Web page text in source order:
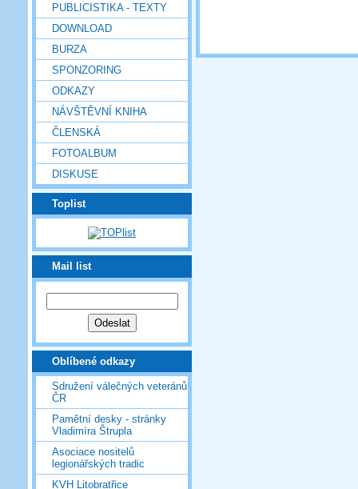
PUBLICISTIKA - TEXTY
DOWNLOAD
BURZA
SPONZORING
ODKAZY
NÁVŠTĚVNÍ KNIHA
ČLENSKÁ
FOTOALBUM
DISKUSE
Toplist
Mail list
Oblíbené odkazy
Sdružení válečných veteránů
ČR
Pamětní desky - stránky
Vladimíra Štrupla
Asociace nositelů
legionářských tradic
KVH Litobratřice